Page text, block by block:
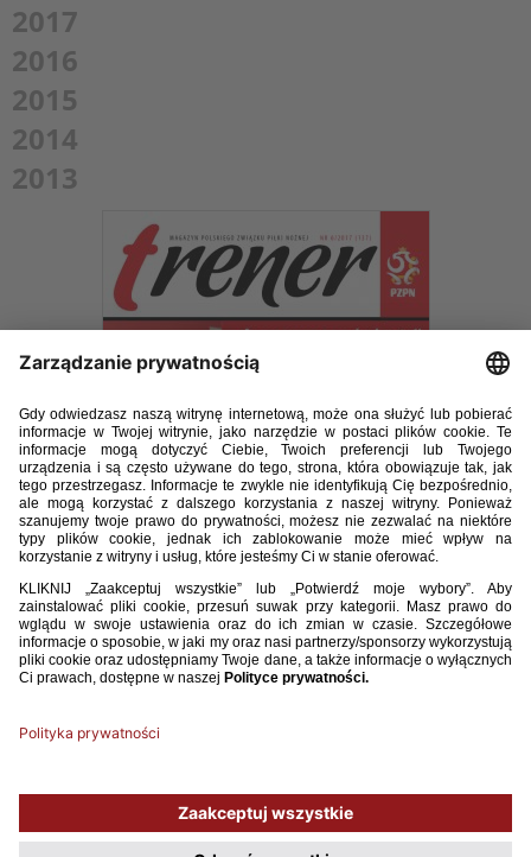
2017
2016
2015
2014
2013
Trener-06-2017-2.pdf
Używamy plików cookies, aby ułatwić Ci korzystanie z naszego serwisu
oraz do celów statystycznych. Jeśli nie blokujesz tych plików, to zgadzasz